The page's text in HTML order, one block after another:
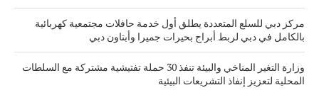
مركز دبي للسلع المتعددة يطلق أول خدمة حافلات مجتمعية كهربائية
بالكامل في دبي لربط أبراج بحيرات جميرا وأبتاون دبي
وزارة التغير المناخي والبيئة تنفذ 30 حملة تفتيشية مشتركة مع السلطات
المحلية لتعزيز إنفاذ التشريعات البيئية